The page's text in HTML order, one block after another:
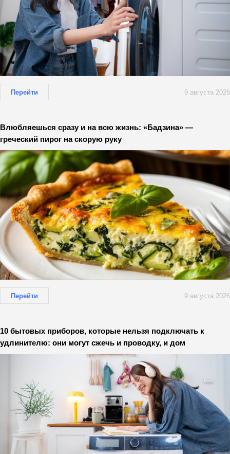
Перейти 9 августа 2026
Влюбляешься сразу и на всю жизнь: «Бадзина» —
греческий пирог на скорую руку
Перейти 9 августа 2026
10 бытовых приборов, которые нельзя подключать к
удлинителю: они могут сжечь и проводку, и дом